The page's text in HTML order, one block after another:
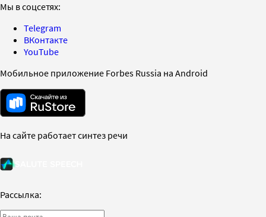
Мы в соцсетях:
Telegram
ВКонтакте
YouTube
Мобильное приложение Forbes Russia на Android
На сайте работает синтез речи
Рассылка: